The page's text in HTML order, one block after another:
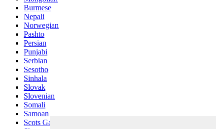
Burmese
Nepali
Norwegian
Pashto
Persian
Punjabi
Serbian
Sesotho
Sinhala
Slovak
Slovenian
Somali
Samoan
Scots Gaelic